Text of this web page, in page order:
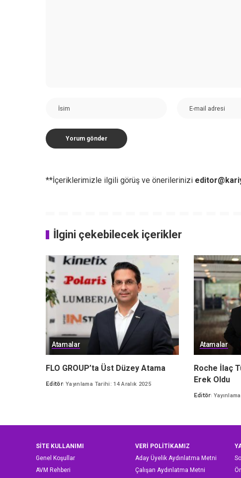
**İçeriklerimizle ilgili görüş ve önerilerinizi
İlgini çekebilecek içerikler
Atamalar
FLO GROUP’ta Üst Düzey Atama
Posted
Editör Yayınlama Tarihi: 14 Aralık 2025
Atamalar
Roche İlaç
Erek Oldu
Posted
Editör
SİTE KULLANIMI
Genel Koşullar
AVM Rehberi
VERİ POLİTİKAMIZ
Aday Üyelik Aydınlatma Metni
Çalışan Aydınlatma Metni